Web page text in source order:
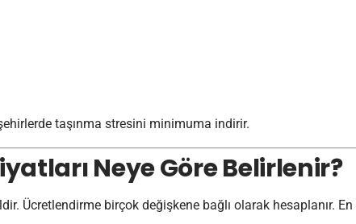
taşınma stresini minimuma indirir.
Neye Göre Belirlenir?
Ücretlendirme birçok değişkene bağlı olarak hesaplanır.